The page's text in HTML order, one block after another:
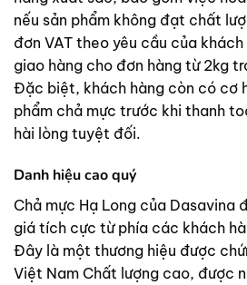
nếu sản phẩm không đạt chất
đơn VAT theo yêu cầu của
giao hàng cho đơn hàng từ 2kg
Đặc biệt, khách hàng còn có cơ
phẩm chả mực trước khi thanh
hài lòng tuyệt đối.
Danh hiệu cao quý
Chả mực Hạ Long của Dasavina
giá tích cực từ phía các khách
Đây là một thương hiệu được
Việt Nam Chất lượng cao, được